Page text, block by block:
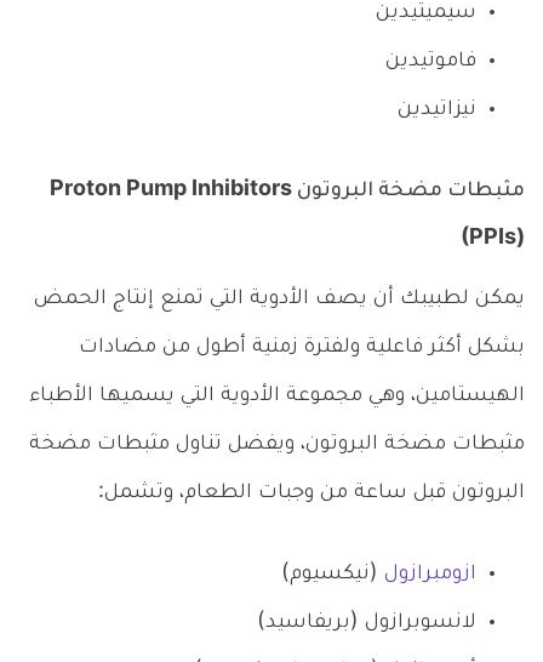
سيميتيدين
فاموتيدين
نيزاتيدين
مثبطات مضخة البروتون Proton Pump Inhibitors
(PPIs)
يمكن لطبيبك أن يصف الأدوية التي تمنع إنتاج الحمض
بشكل أكثر فاعلية ولفترة زمنية أطول من مضادات
الهيستامين، وهي مجموعة الأدوية التي يسميها الأطباء
مثبطات مضخة البروتون، ويفضل تناول مثبطات مضخة
البروتون قبل ساعة من وجبات الطعام، وتشمل:
ازومبرازول (نيكسيوم)
لانسوبرازول (بريفاسيد)